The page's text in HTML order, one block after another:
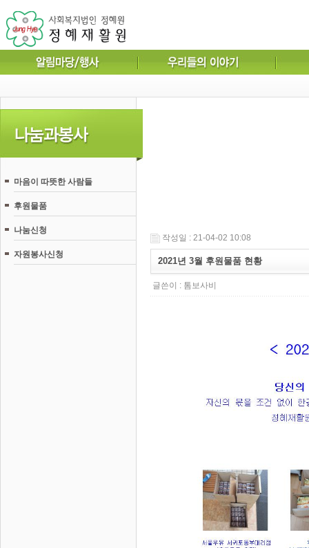
마음이 따뜻한 사람들
후원물품
나눔신청
자원봉사신청
작성일 : 21-04-02 10:08
2021년 3월 후원물품 현황
글쓴이 : 톰보사비